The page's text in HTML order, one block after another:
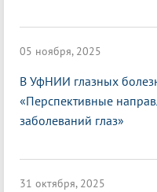
05 ноября, 2025
В УфНИИ глазных
«Перспективные
заболеваний глаз»
31 октября, 2025